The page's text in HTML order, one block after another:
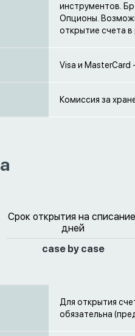
инструментов.
Опционы.
открытие счета в
Visa и MasterCard
Комиссия за
Срок открытия на
дней
case by case
Для открытия
обязательна